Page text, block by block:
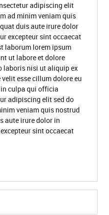
adipiscing elit
ad minim veniam quis
duis aute irure dolor
excepteur sint occaecat
laborum lorem ipsum
ut labore et dolore
laboris nisi ut aliquip ex
esse cillum dolore eu
culpa qui officia
adipiscing elit sed do
veniam quis nostrud
aute irure dolor in
sint occaecat